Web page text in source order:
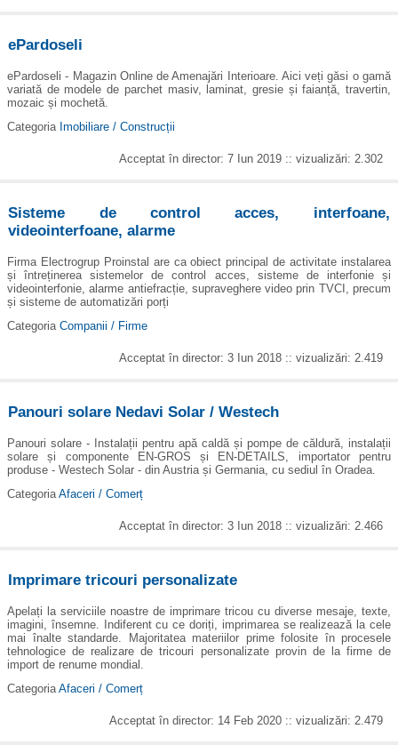
ePardoseli
ePardoseli - Magazin Online de Amenajări Interioare. Aici veți găsi o gamă
variată de modele de parchet masiv, laminat, gresie și faianță, travertin,
mozaic și mochetă.
Categoria Imobiliare / Construcții
Acceptat în director: 7 Iun 2019 :: vizualizări: 2.302
Sisteme de control acces, interfoane,
videointerfoane, alarme
Firma Electrogrup Proinstal are ca obiect principal de activitate instalarea
și întreținerea sistemelor de control acces, sisteme de interfonie și
videointerfonie, alarme antiefracție, supraveghere video prin TVCI, precum
și sisteme de automatizări porți
Categoria Companii / Firme
Acceptat în director: 3 Iun 2018 :: vizualizări: 2.419
Panouri solare Nedavi Solar / Westech
Panouri solare - Instalații pentru apă caldă și pompe de căldură, instalații
solare și componente EN-GROS și EN-DETAILS, importator pentru
produse - Westech Solar - din Austria și Germania, cu sediul în Oradea.
Categoria Afaceri / Comerț
Acceptat în director: 3 Iun 2018 :: vizualizări: 2.466
Imprimare tricouri personalizate
Apelați la serviciile noastre de imprimare tricou cu diverse mesaje, texte,
imagini, însemne. Indiferent cu ce doriți, imprimarea se realizează la cele
mai înalte standarde. Majoritatea materiilor prime folosite în procesele
tehnologice de realizare de tricouri personalizate provin de la firme de
import de renume mondial.
Categoria Afaceri / Comerț
Acceptat în director: 14 Feb 2020 :: vizualizări: 2.479